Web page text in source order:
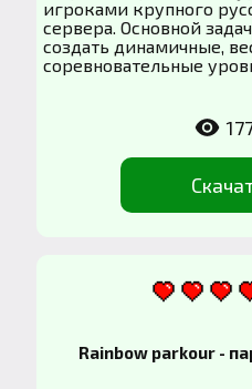
игроками крупного
сервера. Основной
создать динамичные,
соревновательные
Rainbow parkour -